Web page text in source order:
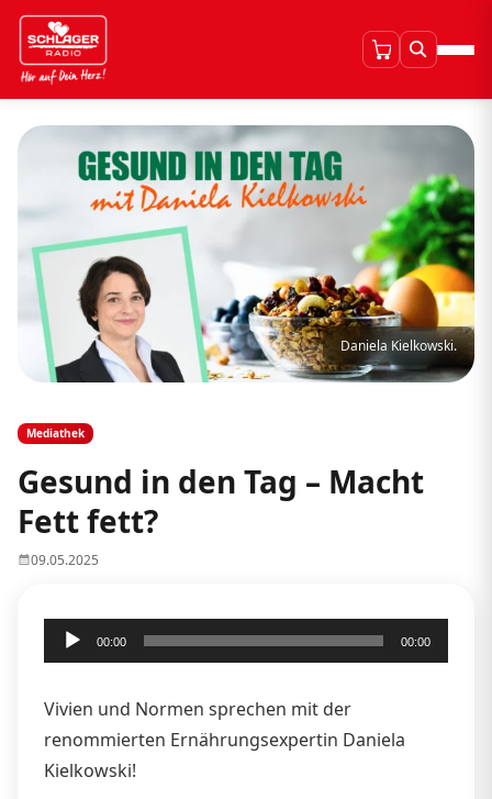
Daniela Kielkowski.
Mediathek
Gesund in den Tag – Macht
Fett fett?
09.05.2025
Audio-
Player
00:00 00:00
Vivien und Normen sprechen mit der
renommierten Ernährungsexpertin Daniela
Kielkowski!